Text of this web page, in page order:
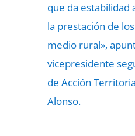
que da estabilidad
la prestación de
medio rural»,
vicepresidente
de Acción
Alonso.